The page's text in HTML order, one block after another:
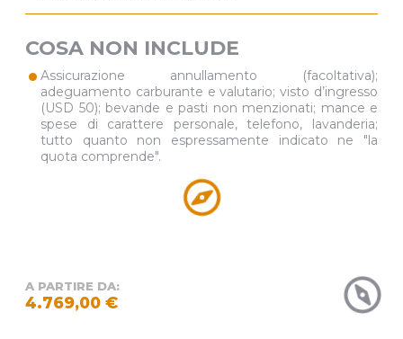
COSA NON INCLUDE
•Assicurazione annullamento (facoltativa);
adeguamento carburante e valutario; visto d’ingresso
(USD 50); bevande e pasti non menzionati; mance e
spese di carattere personale, telefono, lavanderia;
tutto quanto non espressamente indicato ne "la
quota comprende".
A PARTIRE DA:
4.769,00 €